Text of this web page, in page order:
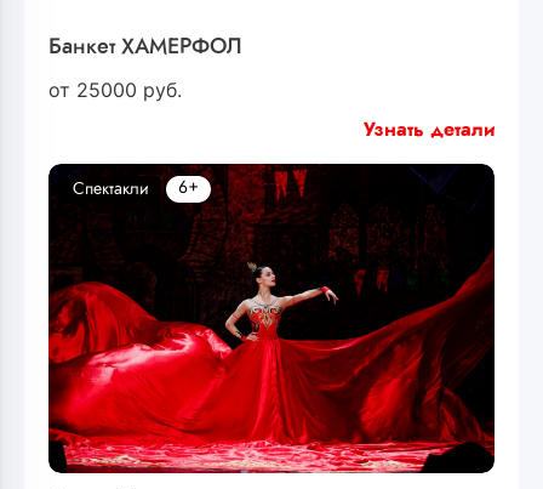
Банкет ХАМЕРФОЛ
от 25000 руб.
Узнать детали
Спектакли 6+